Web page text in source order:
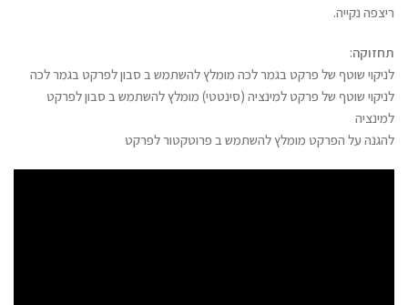
ריצפה נקייה.
תחזוקה:
לניקוי שוטף של פרקט בגמר לכה מומלץ להשתמש ב סבון לפרקט בגמר לכה
לניקוי שוטף של פרקט למינציה (סינטטי) מומלץ להשתמש ב סבון לפרקט
למינציה
להגנה על הפרקט מומלץ להשתמש ב פרוטקטור לפרקט